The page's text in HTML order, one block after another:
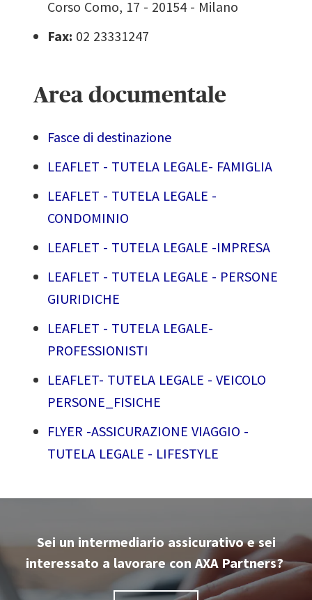
Corso Como, 17 - 20154 - Milano
Fax: 02 23331247
Area documentale
Fasce di destinazione
LEAFLET - TUTELA LEGALE- FAMIGLIA
LEAFLET - TUTELA LEGALE -
CONDOMINIO
LEAFLET - TUTELA LEGALE -IMPRESA
LEAFLET - TUTELA LEGALE - PERSONE
GIURIDICHE
LEAFLET - TUTELA LEGALE-
PROFESSIONISTI
LEAFLET- TUTELA LEGALE - VEICOLO
PERSONE_FISICHE
FLYER -ASSICURAZIONE VIAGGIO -
TUTELA LEGALE - LIFESTYLE
Sei un intermediario assicurativo e sei
interessato a lavorare con AXA Partners?